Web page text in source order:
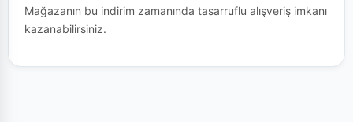
Mağazanın bu indirim zamanında tasarruflu alışveriş imkanı
kazanabilirsiniz.